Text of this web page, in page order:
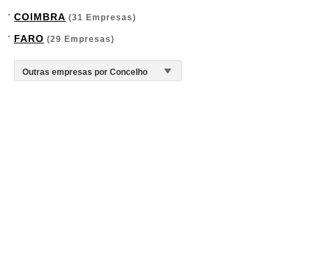
COIMBRA (31 Empresas)
FARO (29 Empresas)